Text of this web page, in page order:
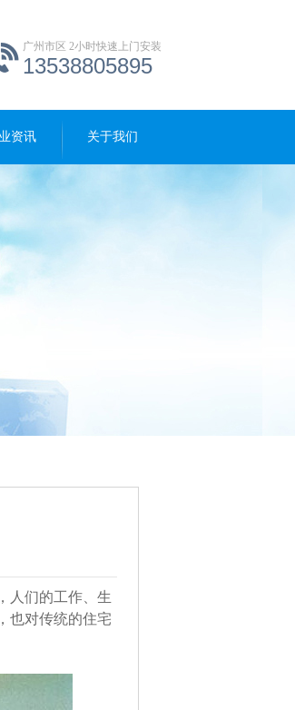
广州市区 2小时快速上门安装
13538805895
资讯 关于我们
人们的工作、生
也对传统的住宅